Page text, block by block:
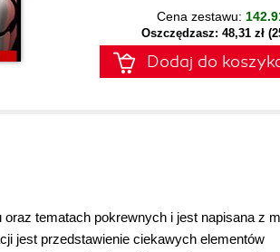
Cena zestawu:
Oszczędzasz: 48,31 zł
Dodaj do
tematach pokrewnych i jest napisana z
jest przedstawienie ciekawych elementów